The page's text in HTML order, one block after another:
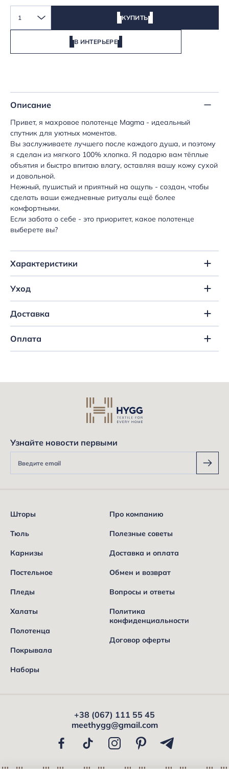
1 КУПИТЬ
В ИНТЕРЬЕРЕ
Описание
Привет, я махровое полотенце Magma - идеальный
спутник для уютных моментов.
Вы заслуживаете лучшего после каждого душа, и поэтому
я сделан из мягкого 100% хлопка. Я подарю вам тёплые
объятия и быстро впитаю влагу, оставляя вашу кожу сухой
и довольной.
Нежный, пушистый и приятный на ощупь - создан, чтобы
сделать ваши ежедневные ритуалы ещё более
комфортными.
Если забота о себе - это приоритет, какое полотенце
выберете вы?
Характеристики
Уход
Доставка
Оплата
Узнайте новости первыми
Шторы
Тюль
Карнизы
Постельное
Пледы
Халаты
Полотенца
Покрывала
Наборы
Про компанию
Полезные советы
Доставка и оплата
Обмен и возврат
Вопросы и ответы
Политика
конфиденциальности
Договор оферты
+38 (067) 111 55 45
meethygg@gmail.com